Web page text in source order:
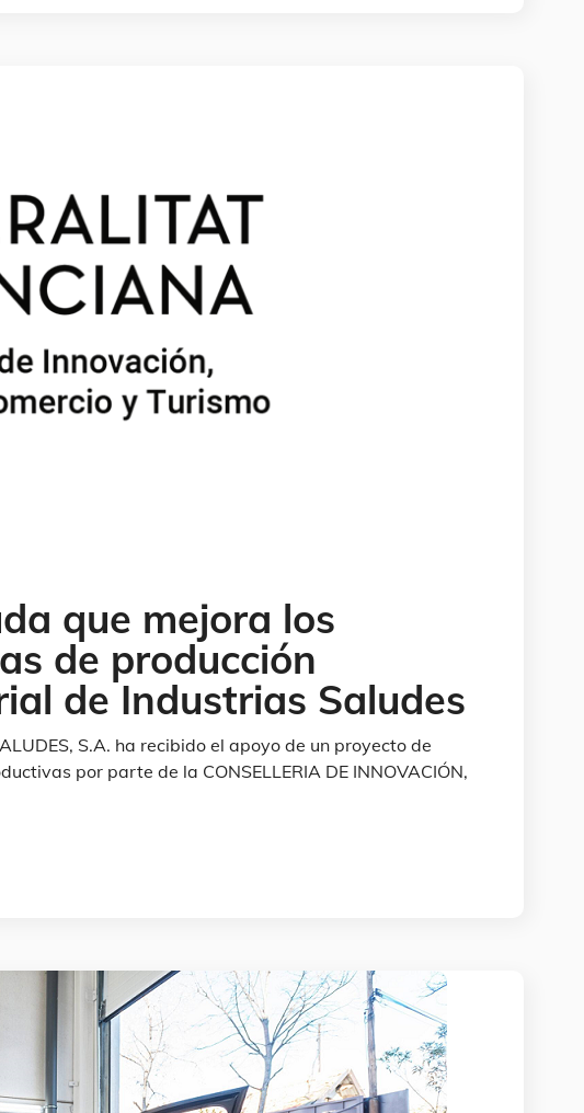
que mejora los
de producción
de Industrias Saludes
S.A. ha recibido el apoyo de un proyecto de
por parte de la CONSELLERIA DE INNOVACIÓN,